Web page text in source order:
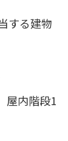
する建物
屋内階段1